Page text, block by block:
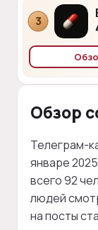
3
Обзор
Телеграм-
январе
всего 92
людей
на посты